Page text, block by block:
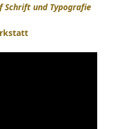
und Typografie